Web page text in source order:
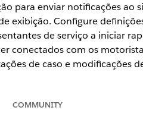
para enviar notificações ao
exibição. Configure
de serviço a iniciar
conectados com os
de caso e modificações
Veículo.
COMMUNITY